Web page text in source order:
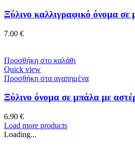
Ξύλινο καλλιγραφικό όνομα
7.00 €
Προσθήκη στο καλάθι
Quick view
Προσθήκη στα αγαπημένα
Ξύλινο όνομα σε μπάλα με
6.90 €
Load more products
Loading...